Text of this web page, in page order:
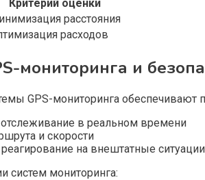
Критерий оценки
расстояния
расходов
мониторинга и
GPS-мониторинга обеспечивают
в реальном времени
и скорости
на внештатные ситуации
мониторинга: